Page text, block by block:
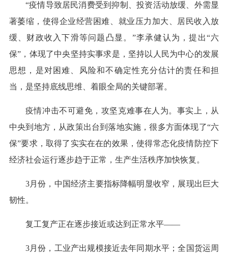
“疫情导致居民消费受到抑制、投资活动放缓、外需显
著萎缩，使得企业经营困难、就业压力加大、居民收入放
缓、财政收入下滑等问题凸显。”李承健认为，提出“六
保”，体现了中央坚持实事求是，坚持以人民为中心的发展
思想，是对困难、风险和不确定性充分估计的责任和担
当，是坚持底线思维、着眼全局的关键部署。
疫情冲击不可避免，攻坚克难事在人为。事实上，从
中央到地方，从政策出台到落地实施，很多方面体现了“六
保”要求，取得了实实在在的效果，使得常态化疫情防控下
经济社会运行逐步趋于正常，生产生活秩序加快恢复。
3月份，中国经济主要指标降幅明显收窄，展现出巨大
韧性。
复工复产正在逐步接近或达到正常水平——
3月份，工业产出规模接近去年同期水平；全国货运周